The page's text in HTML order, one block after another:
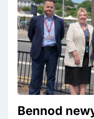
Bennod